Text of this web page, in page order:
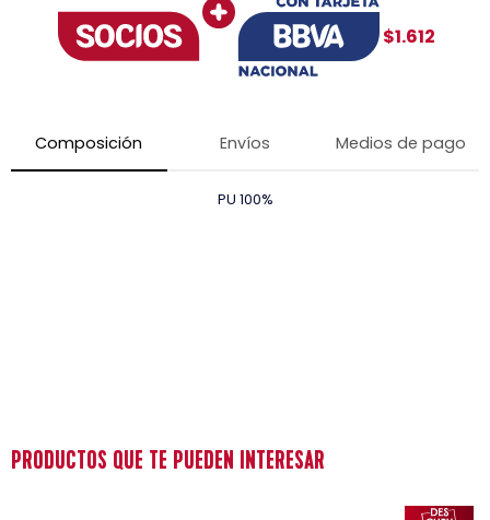
$1.612
Composición Envíos Medios de pago
PU 100%
PRODUCTOS QUE TE PUEDEN INTERESAR